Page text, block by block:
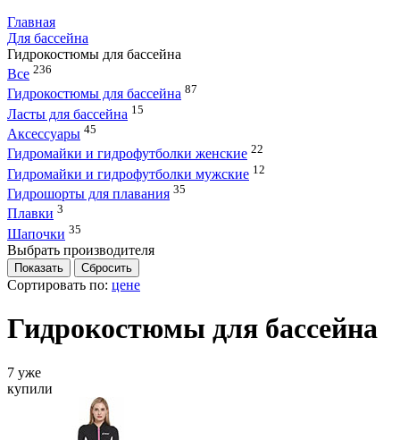
Главная
Для бассейна
Гидрокостюмы для бассейна
Все 236
Гидрокостюмы для бассейна 87
Ласты для бассейна 15
Аксессуары 45
Гидромайки и гидрофутболки женские 22
Гидромайки и гидрофутболки мужские 12
Гидрошорты для плавания 35
Плавки 3
Шапочки 35
Выбрать производителя
Сортировать по: цене
Гидрокостюмы для бассейна
7 уже
купили